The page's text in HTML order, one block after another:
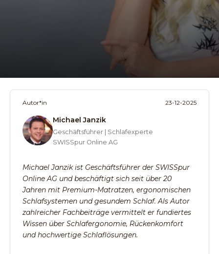
23-12-2025
Autor*in
Michael Janzik
Geschäftsführer | Schlafexperte
SWISSpur Online AG
Michael Janzik ist Geschäftsführer der SWISSpur
Online AG und beschäftigt sich seit über 20
Jahren mit Premium-Matratzen, ergonomischen
Schlafsystemen und gesundem Schlaf. Als Autor
zahlreicher Fachbeiträge vermittelt er fundiertes
Wissen über Schlafergonomie, Rückenkomfort
und hochwertige Schlaflösungen.